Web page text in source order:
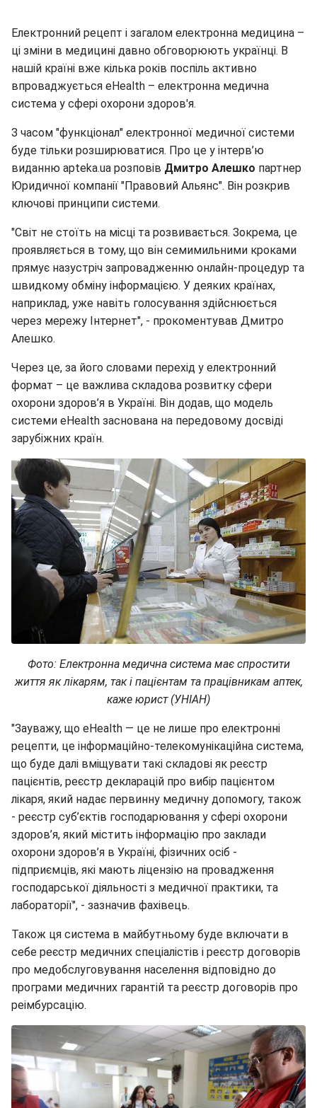
Електронний рецепт і загалом електронна медицина –
ці зміни в медицині давно обговорюють українці. В
нашій країні вже кілька років поспіль активно
впроваджується eHealth – електронна медична
система у сфері охорони здоров'я.
З часом "функціонал" електронної медичної системи
буде тільки розширюватися. Про це у інтерв’ю
виданню apteka.ua розповів Дмитро Алешко партнер
Юридичної компанії "Правовий Альянс". Він розкрив
ключові принципи системи.
"Світ не стоїть на місці та розвивається. Зокрема, це
проявляється в тому, що він семимильними кроками
прямує назустріч запровадженню онлайн-процедур та
швидкому обміну інформацією. У деяких країнах,
наприклад, уже навіть голосування здійснюється
через мережу Інтернет", - прокоментував Дмитро
Алешко.
Через це, за його словами перехід у електронний
формат – це важлива складова розвитку сфери
охорони здоров’я в Україні. Він додав, що модель
системи eHealth заснована на передовому досвіді
зарубіжних країн.
Фото: Електронна медична система має спростити
життя як лікарям, так і пацієнтам та працівникам аптек,
каже юрист (УНІАН)
"Зауважу, що eHealth — це не лише про елект­ронні
рецепти, це інформаційно-телекомунікаційна система,
що буде далі вміщувати такі складові як реєстр
пацієнтів, реєстр декларацій про вибір пацієнтом
лікаря, який надає первинну медичну допомогу, також
- реєстр суб’єктів господарювання у сфері охорони
здоров’я, який містить інформацію про заклади
охорони здоров’я в Україні, фізичних осіб -
підприємців, які мають ліцензію на провадження
господарської діяльності з медичної практики, та
лабораторії", - зазначив фахівець.
Також ця система в майбутньому буде включати в
себе реєстр медичних спеціалістів і реєстр договорів
про медобслуговування населення відповідно до
програми медичних гарантій та реєстр договорів про
реімбурсацію.